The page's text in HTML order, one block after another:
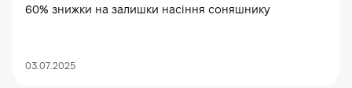
60% знижки на залишки насіння соняшнику
03.07.2025